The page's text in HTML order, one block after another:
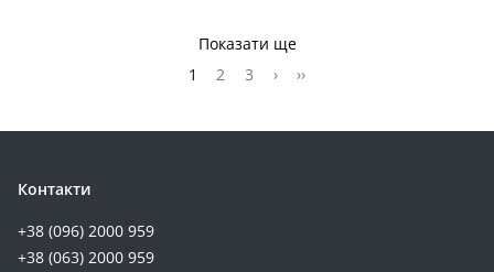
Показати ще
1
2 3 › ››
Контакти
+38 (096) 2000 959
+38 (063) 2000 959